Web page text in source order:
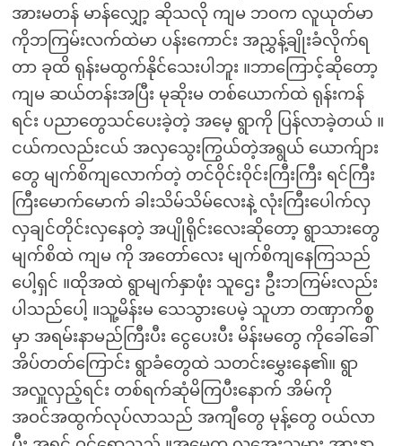
အားမတန် မာန်လျှော့ ဆိုသလို ကျမ ဘဝက လူယုတ်မာ
ကိုဘကြမ်းလက်ထဲမာ ပန်းကောင်း အညွှန့်ချိုးခံလိုက်ရ
တာ ခုထိ ရုန်းမထွက်နိုင်သေးပါဘူး ။ဘာကြောင့်ဆိုတော့
ကျမ ဆယ်တန်းအပြီး မုဆိုးမ တစ်ယောက်ထဲ ရုန်းကန်
ရင်း ပညာတွေသင်ပေးခဲ့တဲ့ အမေ့ ရွာကို ပြန်လာခဲ့တယ် ။
ငယ်ကလည်းငယ် အလှသွေးကြွယ်တဲ့အရွယ် ယောက်ျား
တွေ မျက်စိကျလောက်တဲ့ တင်ဝိုင်းဝိုင်းကြီးကြီး ရင်ကြီး
ကြီးမောက်မောက် ခါးသိမ်သိမ်လေးနဲ့ လုံးကြီးပေါက်လှ
လှချင်တိုင်းလှနေတဲ့ အပျိုရိုင်းလေးဆိုတော့ ရွာသားတွေ
မျက်စိထဲ ကျမ ကို အတော်လေး မျက်စိကျနေကြသည်
ပေါ့ရှင် ။ထိုအထဲ ရွာမျက်နှာဖုံး သူဌေး ဦးဘကြမ်းလည်း
ပါသည်ပေါ့ ။သူ့မိန်းမ သေသွားပေမဲ့ သူဟာ တဏှာကိစ္စ
မှာ အရမ်းနာမည်ကြီးပီး ငွေပေးပီး မိန်းမတွေ ကိုခေါ်ခေါ်
အိပ်တတ်ကြောင်း‌ ရွာခံတွေထဲ သတင်းမွှေးနေ၏။ ရွာ
အလှူလှည့်ရင်း တစ်ရက်ဆုံမိကြပီးနောက် အိမ်ကို
အဝင်အထွက်လုပ်လာသည် အကျီတွေ မုန့်တွေ ဝယ်လာ